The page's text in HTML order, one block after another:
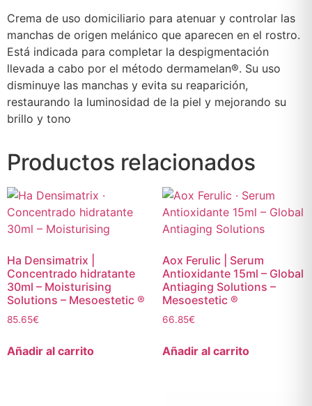
Crema de uso domiciliario para atenuar y controlar las
manchas de origen melánico que aparecen en el rostro.
Está indicada para completar la despigmentación
llevada a cabo por el método dermamelan®. Su uso
disminuye las manchas y evita su reaparición,
restaurando la luminosidad de la piel y mejorando su
brillo y tono
Productos relacionados
Ha Densimatrix |
Concentrado hidratante
30ml – Moisturising
Solutions – Mesoestetic ®
85.65€
Añadir al carrito
Aox Ferulic | Serum
Antioxidante 15ml – Global
Antiaging Solutions –
Mesoestetic ®
66.85€
Añadir al carrito